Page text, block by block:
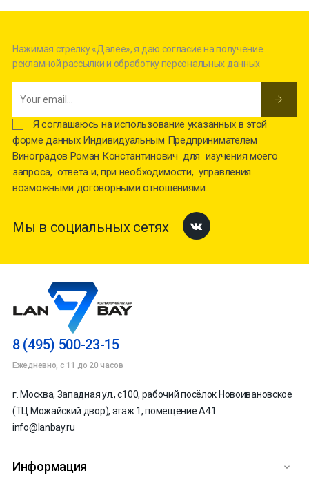
Нажимая стрелку «Далее», я даю согласие на получение
рекламной рассылки и обработку персональных данных
Я соглашаюсь на использование указанных в этой
форме данных Индивидуальным Предпринимателем
Виноградов Роман Константинович для изучения моего
запроса, ответа и, при необходимости, управления
возможными договорными отношениями.
Мы в социальных сетях Facebook
8 (495) 500-23-15
Ежедневно, с 11 до 20 часов
г. Москва, Западная ул., с100, рабочий посёлок Новоивановское
(ТЦ Можайский двор), этаж 1, помещение А41
info@lanbay.ru
Информация 